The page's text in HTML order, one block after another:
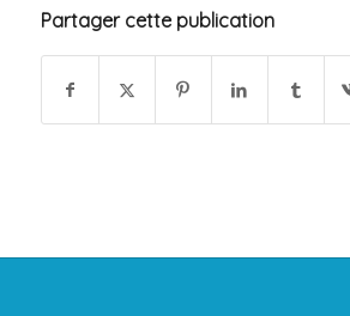
Partager cette publication